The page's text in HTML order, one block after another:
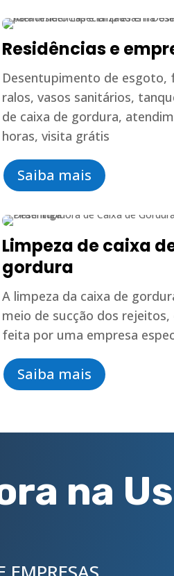
Residências e
Desentupimento de esgoto,
ralos, vasos sanitários,
de caixa de gordura,
horas, visita grátis
Saiba mais
Limpeza de caixa
gordura
A limpeza da caixa de
meio de sucção dos rejeitos,
feita por uma empresa
Saiba mais
na